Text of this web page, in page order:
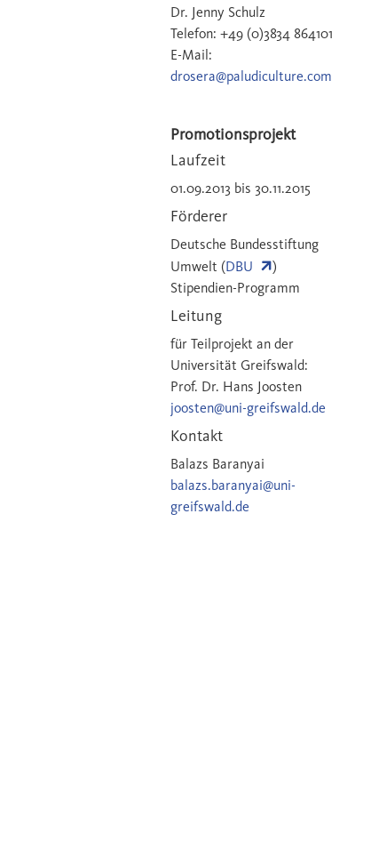
Dr. Jenny Schulz
Telefon: +49 (0)3834 864101
E-Mail:
drosera@paludiculture.com
Promotionsprojekt
Laufzeit
01.09.2013 bis 30.11.2015
Förderer
Deutsche Bundesstiftung
Umwelt (DBU
)
Stipendien-Programm
Leitung
für Teilprojekt an der
Universität Greifswald:
Prof. Dr. Hans Joosten
joosten@uni-greifswald.de
Kontakt
Balazs Baranyai
balazs.baranyai@uni-
greifswald.de